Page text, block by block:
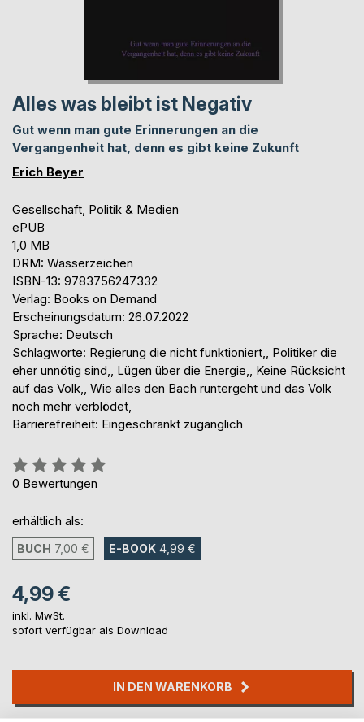
Alles was bleibt ist Negativ
Gut wenn man gute Erinnerungen an die
Vergangenheit hat, denn es gibt keine Zukunft
Erich Beyer
Gesellschaft, Politik & Medien
ePUB
1,0 MB
DRM: Wasserzeichen
ISBN-13: 9783756247332
Verlag: Books on Demand
Erscheinungsdatum: 26.07.2022
Sprache: Deutsch
Schlagworte: Regierung die nicht funktioniert,, Politiker die
eher unnötig sind,, Lügen über die Energie,, Keine Rücksicht
auf das Volk,, Wie alles den Bach runtergeht und das Volk
noch mehr verblödet,
Barrierefreiheit: Eingeschränkt zugänglich
Bewertung::
0%
0 Bewertungen
erhältlich als:
BUCH 7,00 € E-BOOK 4,99 €
4,99 €
inkl. MwSt.
sofort verfügbar als Download
IN DEN WARENKORB